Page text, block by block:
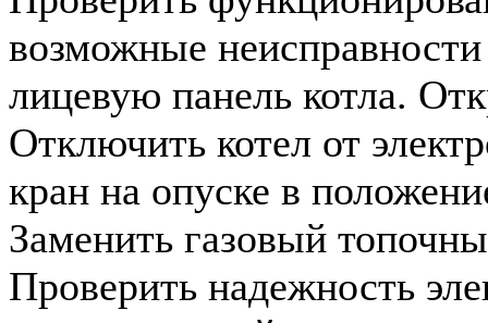
возможные
лицевую панель котла.
Отключить котел от
кран на опуске в
Заменить газовый
Проверить надежность